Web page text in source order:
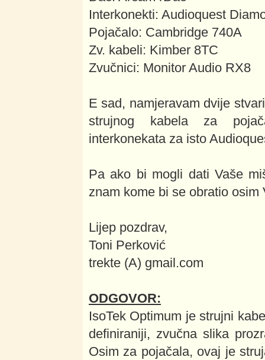
Interkonekti: Audioquest
Pojačalo: Cambridge 740A
Zv. kabeli: Kimber 8TC
Zvučnici: Monitor Audio RX8
E sad, namjeravam dvije
strujnog kabela za
interkonekata za isto
Pa ako bi mogli dati Vaše
znam kome bi se obratio osim
Lijep pozdrav,
Toni Perković
trekte (A) gmail.com
ODGOVOR:
IsoTek Optimum je strujni
definiraniji, zvučna slika
Osim za pojačala, ovaj je